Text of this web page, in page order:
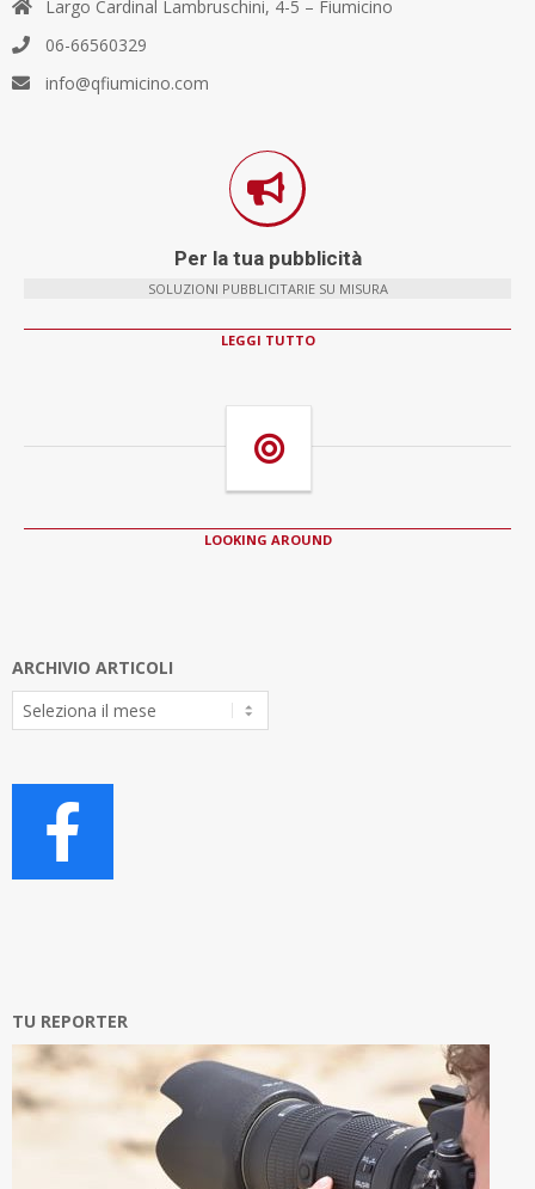
Largo Cardinal Lambruschini, 4-5 – Fiumicino
06-66560329
info@qfiumicino.com
Per la tua pubblicità
SOLUZIONI PUBBLICITARIE SU MISURA
LEGGI TUTTO
LOOKING AROUND
ARCHIVIO ARTICOLI
Archivio
Articoli
TU REPORTER